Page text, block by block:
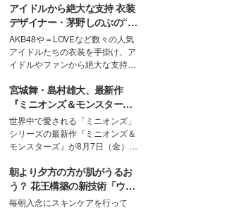
ションの完成度を高めるベースと
して、“髪そのものの美しさ”に改
めて注目する人が増えている様
子。今回は、そんな憧れの艶やか
な髪を日常で叶える、美容好きの
女性たちのヘアケア事情を紹介し
ます。
アイドルから絶大な支持 衣装
デザイナー・茅野しのぶの“可
愛い”を作る美学＜「シチズン
クロスシー」インタビュー＞
AKB48や＝LOVEなど数々の人気
アイドルたちの衣装を手掛け、ア
イドルやファンから絶大な支持を
取締役兼クリエイティブディレク
ター・茅野しのぶ。一人ひとりの
個性に寄り添い、魅力を引き出す
衣装作りは、多くの女性たちに勇
気と自信を与え続けている。
宮城舞・島村雄大、最新作
『ミニオンズ＆モンスター
ズ』の魅力熱弁 ハチャメチャ
だけじゃない“友情と絆”に感
動
世界中で愛される「ミニオンズ」
シリーズの最新作『ミニオンズ＆
モンスターズ』が8月7日（金）に
ニオン好き”という共通点を持つモ
デルの宮城舞と島村雄大の特別対
談をお届け！それぞれの視点か
朝より夕方の方が肌がうるお
う？ 花王構築の新技術「ウォ
ーターキャプチャリングスキ
毎朝入念にスキンケアを行って